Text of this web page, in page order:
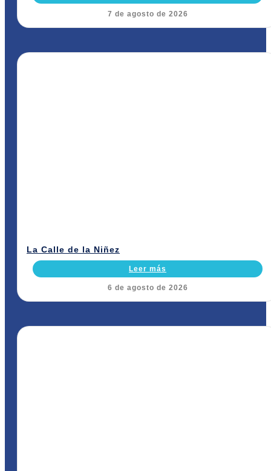
7 de agosto de 2026
La Calle de la Niñez
Leer más
6 de agosto de 2026